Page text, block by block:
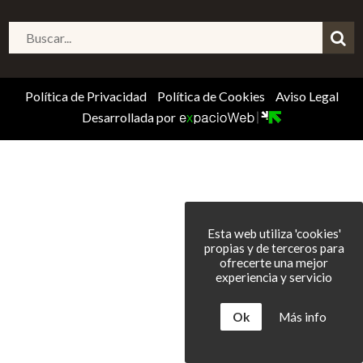
Esta web utiliza 'cookies'
propias y de terceros para
ofrecerte una mejor
experiencia y servicio
Ok Más info
Política de Privacidad Política de Cookies
Aviso Legal
Desarrollada por